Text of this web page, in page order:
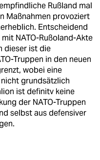
Rußland mal
Maßnahmen provoziert
Entscheidend
NATO-Rußoland-Akte
dieser ist die
Truppen in den neuen
wobei eine
grundsätzlich
ist definitv keine
der NATO-Truppen
selbst aus defensiver